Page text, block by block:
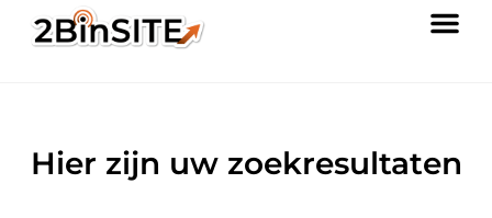
Hier zijn uw zoekresultaten